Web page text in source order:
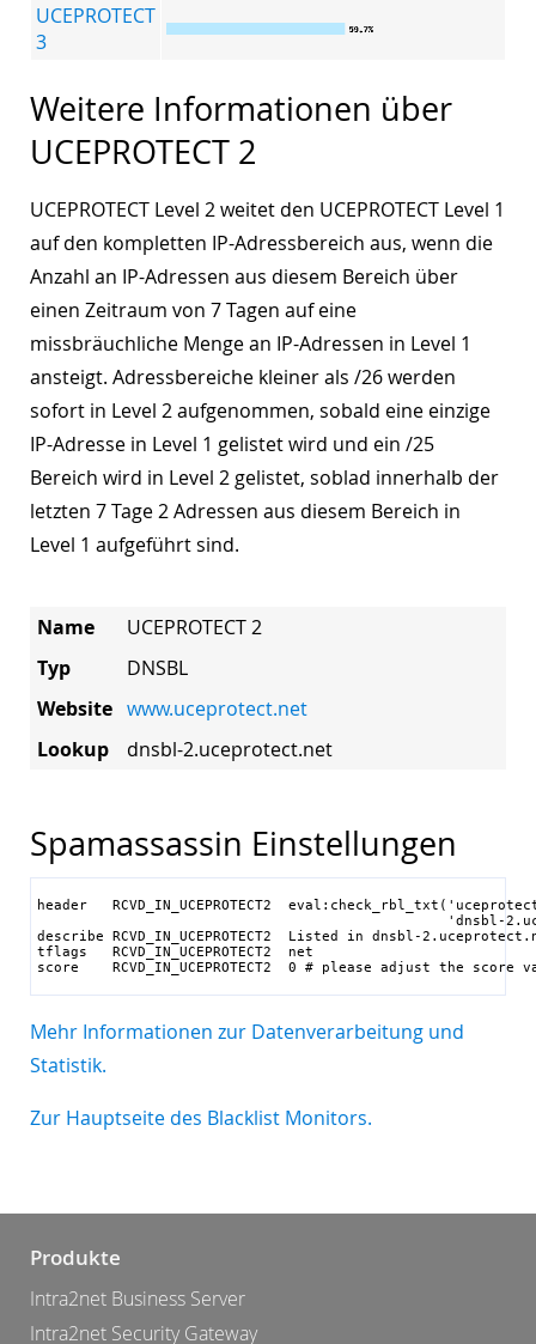
UCEPROTECT
3
Weitere Informationen über
UCEPROTECT 2
UCEPROTECT Level 2 weitet den UCEPROTECT Level 1
auf den kompletten IP-Adressbereich aus, wenn die
Anzahl an IP-Adressen aus diesem Bereich über
einen Zeitraum von 7 Tagen auf eine
missbräuchliche Menge an IP-Adressen in Level 1
ansteigt. Adressbereiche kleiner als /26 werden
sofort in Level 2 aufgenommen, sobald eine einzige
IP-Adresse in Level 1 gelistet wird und ein /25
Bereich wird in Level 2 gelistet, soblad innerhalb der
letzten 7 Tage 2 Adressen aus diesem Bereich in
Level 1 aufgeführt sind.
Name
UCEPROTECT 2
Typ
DNSBL
Website www.uceprotect.net
Lookup
dnsbl-2.uceprotect.net
Spamassassin Einstellungen
header   RCVD_IN_UCEPROTECT2
'dnsbl-
describe RCVD_IN_UCEPROTECT2  Listed in dnsbl-
tflags   RCVD_IN_UCEPROTECT2  net
score    RCVD_IN_UCEPROTECT2  0 # please adjust the score
Mehr Informationen zur Datenverarbeitung und
Statistik.
Zur Hauptseite des Blacklist Monitors.
Produkte
Intra2net Business Server
Intra2net Security Gateway